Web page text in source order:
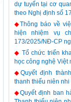
dự tuyển tại cơ
theo Nghị định số
◆Thông báo về
hiện nhiệm vụ
173/2025/NĐ-CP
◆ Tổ chức triển
học công nghệ Việt
◆Quyết định
thanh thiếu niên nhi
◆Quyết định ban